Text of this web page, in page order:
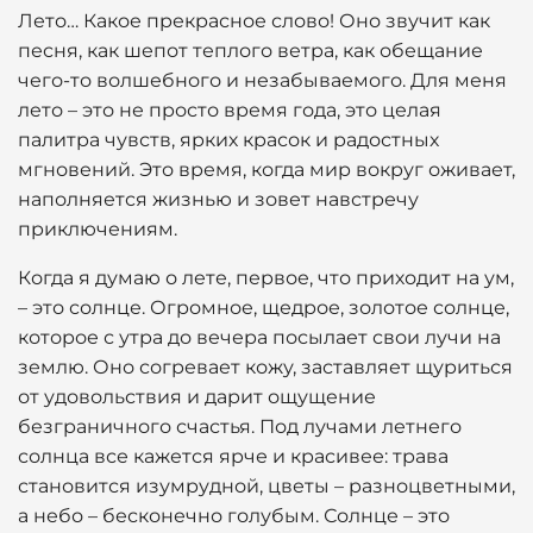
Лето… Какое прекрасное слово! Оно звучит как
песня, как шепот теплого ветра, как обещание
чего-то волшебного и незабываемого. Для меня
лето – это не просто время года, это целая
палитра чувств, ярких красок и радостных
мгновений. Это время, когда мир вокруг оживает,
наполняется жизнью и зовет навстречу
приключениям.
Когда я думаю о лете, первое, что приходит на ум,
– это солнце. Огромное, щедрое, золотое солнце,
которое с утра до вечера посылает свои лучи на
землю. Оно согревает кожу, заставляет щуриться
от удовольствия и дарит ощущение
безграничного счастья. Под лучами летнего
солнца все кажется ярче и красивее: трава
становится изумрудной, цветы – разноцветными,
а небо – бесконечно голубым. Солнце – это